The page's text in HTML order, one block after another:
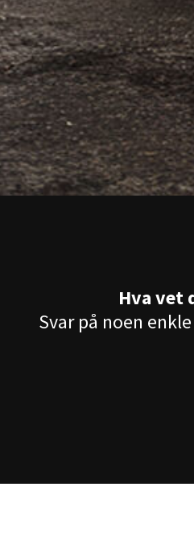
Hva vet
Svar på noen